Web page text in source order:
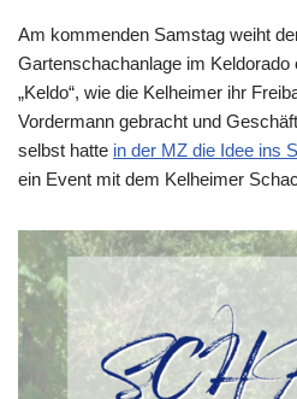
Am kommenden Samstag weiht
Gartenschachanlage im
„Keldo“, wie die Kelheimer ihr
Vordermann gebracht und
selbst hatte in der MZ die Idee ins
ein Event mit dem Kelheimer